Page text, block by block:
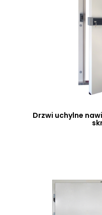
Drzwi uchylne